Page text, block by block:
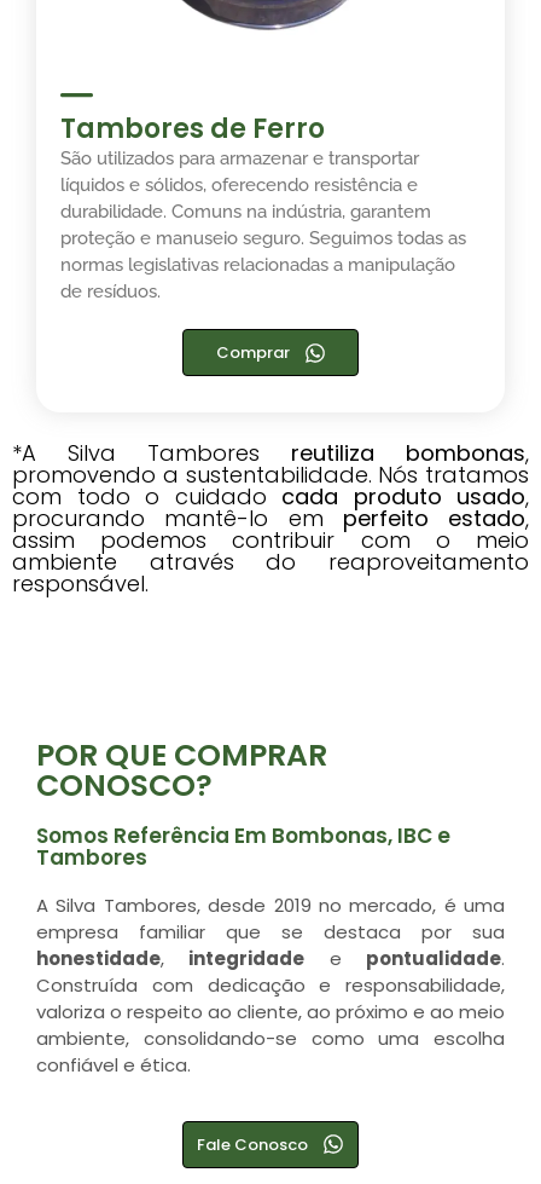
Tambores de Ferro
São utilizados para armazenar e transportar
líquidos e sólidos, oferecendo resistência e
durabilidade. Comuns na indústria, garantem
proteção e manuseio seguro. Seguimos todas as
normas legislativas relacionadas a manipulação
de resíduos.
Comprar
*A Silva Tambores reutiliza bombonas,
promovendo a sustentabilidade. Nós tratamos
com todo o cuidado cada produto usado,
procurando mantê-lo em perfeito estado,
assim podemos contribuir com o meio
ambiente através do reaproveitamento
responsável.
POR QUE COMPRAR
CONOSCO?
Somos Referência Em Bombonas, IBC e
Tambores
A Silva Tambores, desde 2019 no mercado, é uma
empresa familiar que se destaca por sua
honestidade, integridade e pontualidade.
Construída com dedicação e responsabilidade,
valoriza o respeito ao cliente, ao próximo e ao meio
ambiente, consolidando-se como uma escolha
confiável e ética.
Fale Conosco